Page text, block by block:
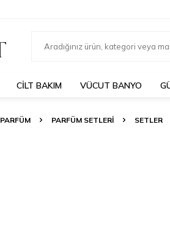
CILT BAKIM VÜCUT BANYO
PARFÜM PARFÜM SETLERI SETLER